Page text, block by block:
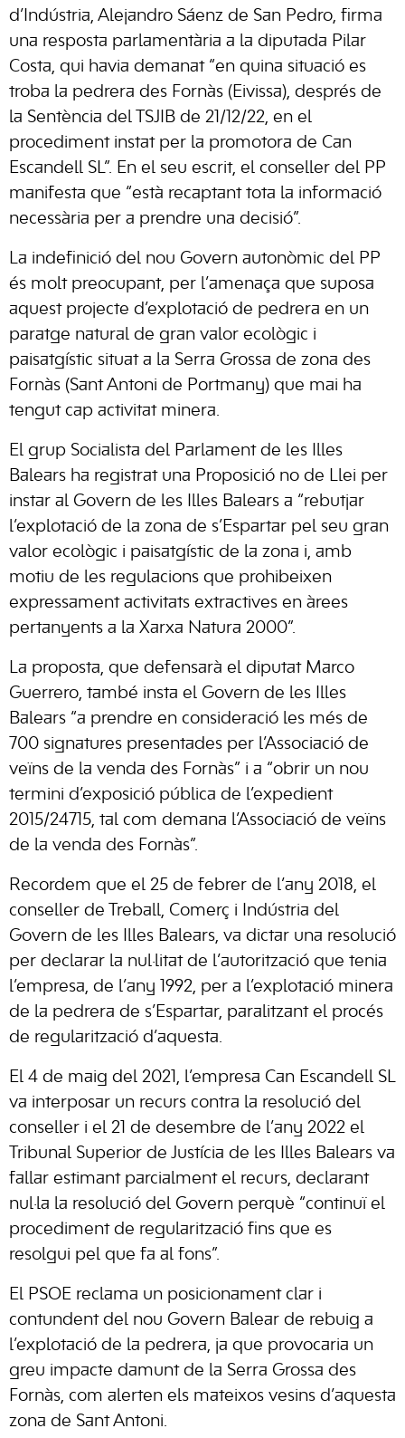
d’Indústria, Alejandro Sáenz de San Pedro, firma
una resposta parlamentària a la diputada Pilar
Costa, qui havia demanat “en quina situació es
troba la pedrera des Fornàs (Eivissa), després de
la Sentència del TSJIB de 21/12/22, en el
procediment instat per la promotora de Can
Escandell SL”. En el seu escrit, el conseller del PP
manifesta que “està recaptant tota la informació
necessària per a prendre una decisió”.
La indefinició del nou Govern autonòmic del PP
és molt preocupant, per l’amenaça que suposa
aquest projecte d’explotació de pedrera en un
paratge natural de gran valor ecològic i
paisatgístic situat a la Serra Grossa de zona des
Fornàs (Sant Antoni de Portmany) que mai ha
tengut cap activitat minera.
El grup Socialista del Parlament de les Illes
Balears ha registrat una Proposició no de Llei per
instar al Govern de les Illes Balears a “rebutjar
l’explotació de la zona de s’Espartar pel seu gran
valor ecològic i paisatgístic de la zona i, amb
motiu de les regulacions que prohibeixen
expressament activitats extractives en àrees
pertanyents a la Xarxa Natura 2000”.
La proposta, que defensarà el diputat Marco
Guerrero, també insta el Govern de les Illes
Balears “a prendre en consideració les més de
700 signatures presentades per l’Associació de
veïns de la venda des Fornàs” i a “obrir un nou
termini d’exposició pública de l’expedient
2015/24715, tal com demana l’Associació de veïns
de la venda des Fornàs”.
Recordem que el 25 de febrer de l’any 2018, el
conseller de Treball, Comerç i Indústria del
Govern de les Illes Balears, va dictar una resolució
per declarar la nul·litat de l’autorització que tenia
l’empresa, de l’any 1992, per a l’explotació minera
de la pedrera de s’Espartar, paralitzant el procés
de regularització d’aquesta.
El 4 de maig del 2021, l’empresa Can Escandell SL
va interposar un recurs contra la resolució del
conseller i el 21 de desembre de l’any 2022 el
Tribunal Superior de Justícia de les Illes Balears va
fallar estimant parcialment el recurs, declarant
nul·la la resolució del Govern perquè “continuï el
procediment de regularització fins que es
resolgui pel que fa al fons”.
El PSOE reclama un posicionament clar i
contundent del nou Govern Balear de rebuig a
l’explotació de la pedrera, ja que provocaria un
greu impacte damunt de la Serra Grossa des
Fornàs, com alerten els mateixos vesins d’aquesta
zona de Sant Antoni.